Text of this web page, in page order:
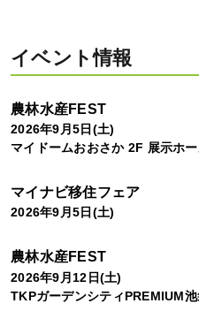
イベント情報
農林水産FEST
2026年9月5日(土)
マイドームおおさか 2F 展示ホ
マイナビ移住フェア
2026年9月5日(土)
農林水産FEST
2026年9月12日(土)
TKPガーデンシティPREMIUM